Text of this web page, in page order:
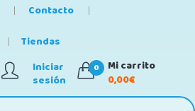
Contacto
Tiendas
Iniciar
sesión
0
Mi carrito
0,00€